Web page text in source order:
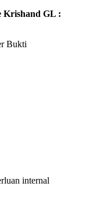
Krishand GL :
Bukti
internal